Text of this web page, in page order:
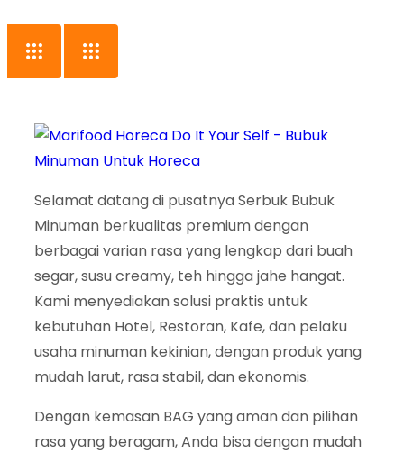
Selamat datang di pusatnya Serbuk Bubuk
Minuman berkualitas premium dengan
berbagai varian rasa yang lengkap dari buah
segar, susu creamy, teh hingga jahe hangat.
Kami menyediakan solusi praktis untuk
kebutuhan Hotel, Restoran, Kafe, dan pelaku
usaha minuman kekinian, dengan produk yang
mudah larut, rasa stabil, dan ekonomis.
Dengan kemasan BAG yang aman dan pilihan
rasa yang beragam, Anda bisa dengan mudah